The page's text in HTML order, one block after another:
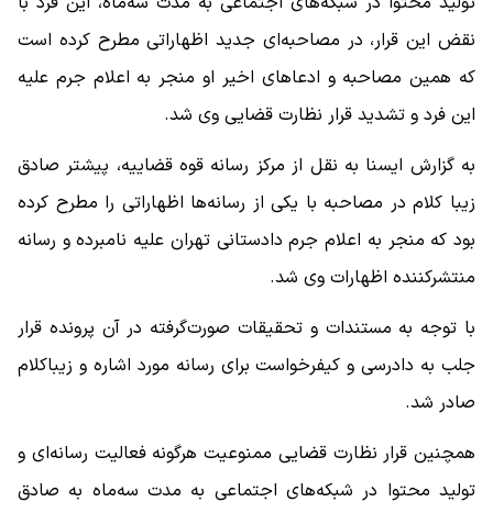
نقض این قرار، در مصاحبه‌ای جدید اظهاراتی مطرح کرده است
که همین مصاحبه و ادعاهای اخیر او منجر به اعلام جرم علیه
این فرد و تشدید قرار نظارت قضایی وی شد.
به گزارش ایسنا به نقل از مرکز رسانه قوه قضاییه، پیشتر صادق
زیبا کلام در مصاحبه با یکی از رسانه‌ها اظهاراتی را مطرح کرده
بود که منجر به اعلام جرم دادستانی تهران علیه نامبرده و رسانه
منتشرکننده اظهارات وی شد.
با توجه به مستندات و تحقیقات صورت‌گرفته در آن پرونده قرار
جلب به دادرسی و کیفرخواست برای رسانه مورد اشاره و زیباکلام
صادر شد.
همچنین قرار نظارت قضایی ممنوعیت هرگونه فعالیت رسانه‌ای و
تولید محتوا در شبکه‌های اجتماعی به مدت سه‌ماه به صادق